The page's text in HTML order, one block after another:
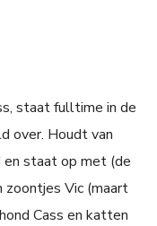
staat fulltime in de
over. Houdt van
en staat op met (de
zoontjes Vic (maart
Cass en katten